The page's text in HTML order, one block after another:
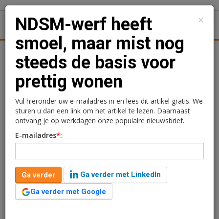
Uitgelicht Achtergronden Woningmarkt
NDSM-werf heeft smoel,
maar mist nog steeds de
basis voor prettig wonen
×
NDSM-werf heeft
smoel, maar mist nog
steeds de basis voor
prettig wonen
Vul hieronder uw e-mailadres in en lees dit artikel gratis. We
sturen u dan een link om het artikel te lezen. Daarnaast
ontvang je op werkdagen onze populaire nieuwsbrief.
E-mailadres*:
Ga verder
Ga verder met LinkedIn
Ga verder met Google